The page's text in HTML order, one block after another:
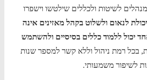
לשיטות ולכללים שילטשו וישפרו
יכולת לנאום ולשלוט בקהל מאזינים אינה
יכול ללמוד כללים בסיסיים ולהשתמש
בכל רמת ניהול וללא קשר למספר שנות
לשיפור משמעותי.